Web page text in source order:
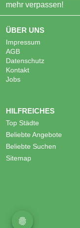
mehr verpassen!
ÜBER UNS
Impressum
AGB
Datenschutz
Kontakt
Jobs
HILFREICHES
Top Städte
Beliebte Angebote
Beliebte Suchen
Sitemap